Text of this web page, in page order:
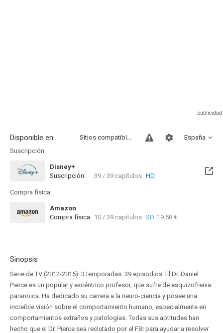
Disponible en... España
Sitios compatibles
Suscripción
Disney+
Suscripción:
39 / 39 capítulos HD
Compra física
Amazon
Compra física: 10 / 39 capítulos SD 19.58 €
Sinopsis
Serie de TV (2012-2015). 3 temporadas. 39 episodios. El Dr. Daniel
Pierce es un popular y excéntrico profesor, que sufre de esquizofrenia
paranoica. Ha dedicado su carrera a la neuro-ciencia y posee una
increíble visión sobre el comportamiento humano, especialmente en
comportamientos extraños y patologías. Todas sus aptitudes han
hecho que el Dr. Pierce sea reclutado por el FBI para ayudar a resolver